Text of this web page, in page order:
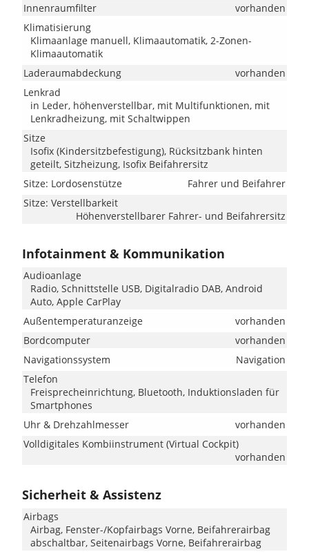
Innenraumfilter
vorhanden
Klimatisierung
Klimaanlage manuell, Klimaautomatik, 2-Zonen-
Klimaautomatik
Laderaumabdeckung
vorhanden
Lenkrad
in Leder, höhenverstellbar, mit Multifunktionen, mit
Lenkradheizung, mit Schaltwippen
Sitze
Isofix (Kindersitzbefestigung), Rücksitzbank hinten
geteilt, Sitzheizung, Isofix Beifahrersitz
Sitze: Lordosenstütze
Fahrer und Beifahrer
Sitze: Verstellbarkeit
Höhenverstellbarer Fahrer- und Beifahrersitz
Infotainment & Kommunikation
Audioanlage
Radio, Schnittstelle USB, Digitalradio DAB, Android
Auto, Apple CarPlay
Außentemperaturanzeige
vorhanden
Bordcomputer
vorhanden
Navigationssystem
Navigation
Telefon
Freisprecheinrichtung, Bluetooth, Induktionsladen für
Smartphones
Uhr & Drehzahlmesser
vorhanden
Volldigitales Kombiinstrument (Virtual Cockpit)
vorhanden
Sicherheit & Assistenz
Airbags
Airbag, Fenster-/Kopfairbags Vorne, Beifahrerairbag
abschaltbar, Seitenairbags Vorne, Beifahrerairbag